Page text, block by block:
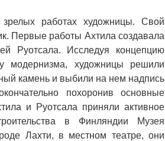
работах художницы. Свой
Первые работы Ахтила создавала
Руотсала. Исследуя концепцию
модернизма, художницы решили
камень и выбили на нем надпись
похоронив основные
и Руотсала приняли активное
в Финляндии Музея
Лахти, в местном театре, они